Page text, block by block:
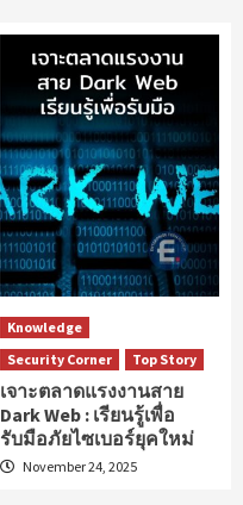
Knowledge
Security Corner
Top Story
เจาะตลาดแรงงานสาย
Dark Web : เรียนรู้เพื่อ
รับมือภัยไซเบอร์ยุคใหม่
November 24, 2025